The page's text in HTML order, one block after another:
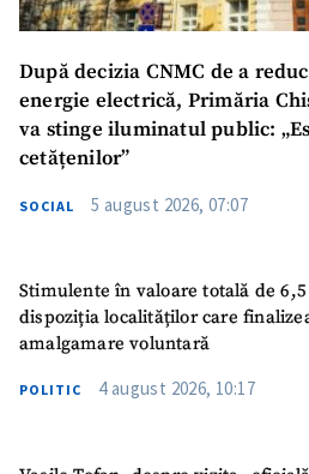
După decizia CNMC de a
energie electrică, Primăria
va stinge iluminatul public:
cetățenilor”
SOCIAL 5 august 2026, 07:07
Stimulente în valoare totală de
dispoziția localităților care
amalgamare voluntară
POLITIC 4 august 2026, 10:17